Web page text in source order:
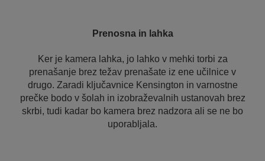
Prenosna in lahka
Ker je kamera lahka, jo lahko v mehki torbi za
prenašanje brez težav prenašate iz ene učilnice v
drugo. Zaradi ključavnice Kensington in varnostne
prečke bodo v šolah in izobraževalnih ustanovah brez
skrbi, tudi kadar bo kamera brez nadzora ali se ne bo
uporabljala.